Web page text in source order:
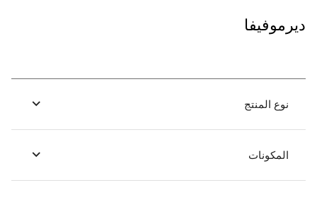
ديرموفيفا
نوع المنتج
المكونات